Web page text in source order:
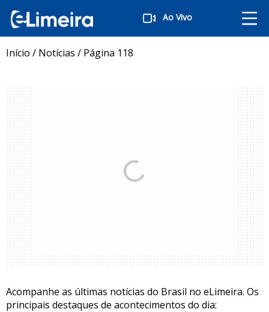
Ao Vivo
Início / Notícias / Página 118
Acompanhe as últimas notícias do Brasil no eLimeira. Os
principais destaques de acontecimentos do dia: